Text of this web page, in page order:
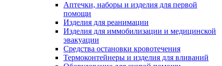
Аптечки, наборы и изделия для первой
помощи
Изделия для реанимации
Изделия для иммобилизации и медицинской
эвакуации
Средства остановки кровотечения
Термоконтейнеры и изделия для вливаний